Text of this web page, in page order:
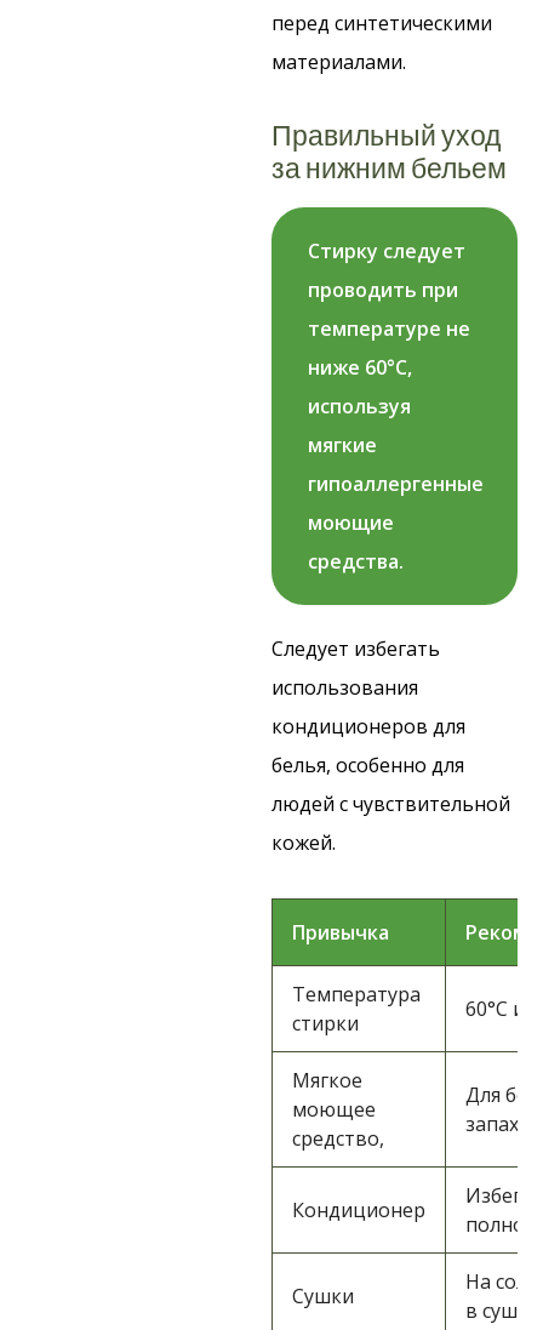
перед синтетическими
материалами.
Правильный уход
за нижним бельем
Стирку следует
проводить при
температуре не
ниже 60°C,
используя
мягкие
гипоаллергенные
моющие
средства.
Следует избегать
использования
кондиционеров для
белья, особенно для
людей с чувствительной
кожей.
Привычка
Температура
стирки
60°C и
Мягкое
моющее
средство,
Для
запаха
Кондиционер
Сушки
На
в